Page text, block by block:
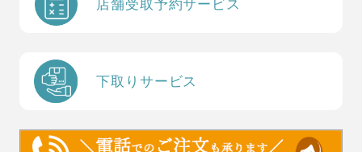
店舗受取予約サービス
下取りサービス